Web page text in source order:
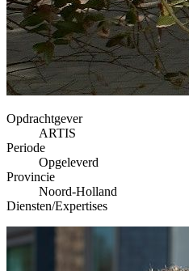
Opdrachtgever
ARTIS
Periode
Opgeleverd
Provincie
Noord-Holland
Diensten/Expertises